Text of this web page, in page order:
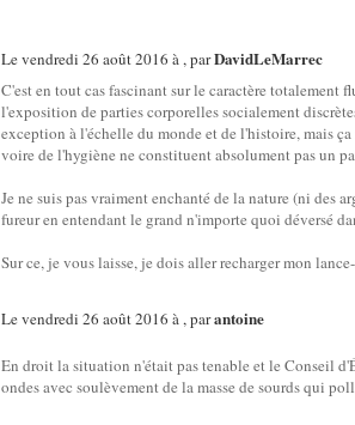
Le vendredi 26 août 2016 à , parDavidLeMarrec
C'est en tout cas fascinant sur le caractère totalement
l'exposition de parties corporelles socialement
exception à l'échelle du monde et de l'histoire, mais
voire de l'hygiène ne constituent absolument pas un
Je ne suis pas vraiment enchanté de la nature (ni des
fureur en entendant le grand n'importe quoi déversé
Sur ce, je vous laisse, je dois aller recharger mon
Le vendredi 26 août 2016 à , parantoine
En droit la situation n'était pas tenable et le Conseil
ondes avec soulèvement de la masse de sourds qui